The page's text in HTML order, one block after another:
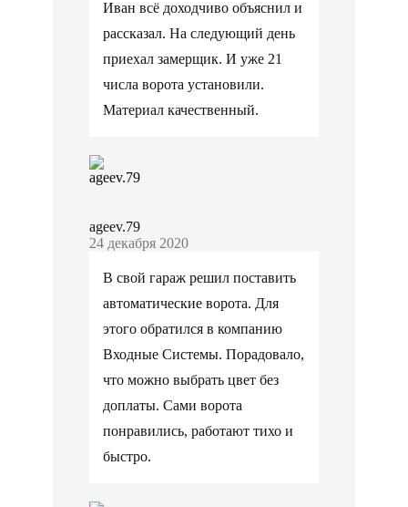
Иван всё доходчиво объяснил и
рассказал. На следующий день
приехал замерщик. И уже 21
числа ворота установили.
Материал качественный.
ageev.79
24 декабря 2020
В свой гараж решил поставить
автоматические ворота. Для
этого обратился в компанию
Входные Системы. Порадовало,
что можно выбрать цвет без
доплаты. Сами ворота
понравились, работают тихо и
быстро.